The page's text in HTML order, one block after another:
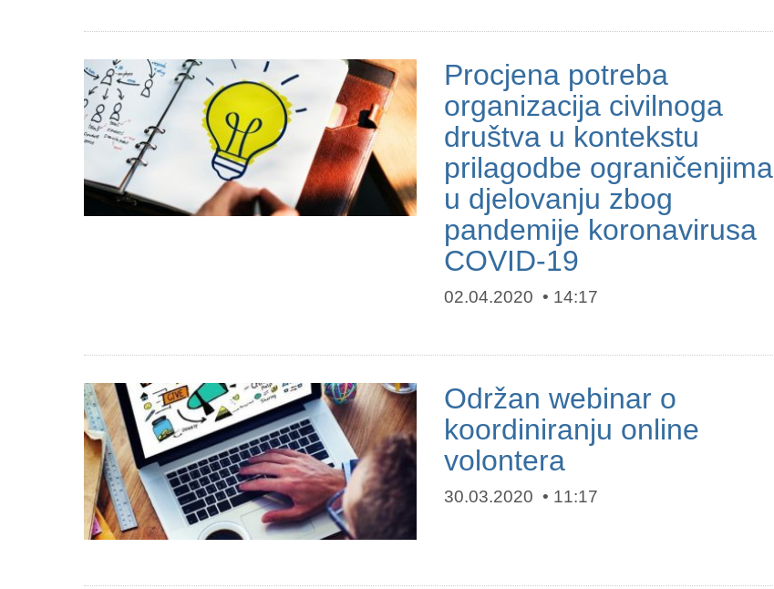
Procjena potreba
organizacija civilnoga
društva u kontekstu
prilagodbe ograničenjima
u djelovanju zbog
pandemije koronavirusa
COVID-19
02.04.2020 14:17
Održan webinar o
koordiniranju online
volontera
30.03.2020 11:17